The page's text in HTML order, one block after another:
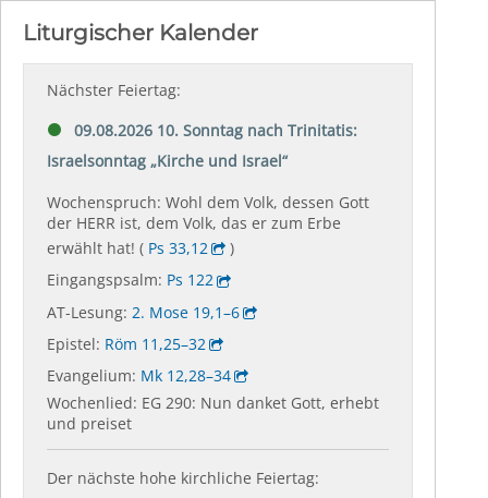
Liturgischer Kalender
Nächster Feiertag:
09.08.2026 10. Sonntag nach Trinitatis:
Israelsonntag „Kirche und Israel“
Wochenspruch: Wohl dem Volk, dessen Gott
der HERR ist, dem Volk, das er zum Erbe
erwählt hat! ( Ps 33,12
)
Eingangspsalm: Ps 122
AT-Lesung: 2. Mose 19,1–6
Epistel: Röm 11,25–32
Evangelium: Mk 12,28–34
Wochenlied: EG 290: Nun danket Gott, erhebt
und preiset
Der nächste hohe kirchliche Feiertag: